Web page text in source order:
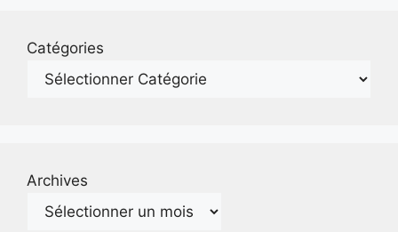
Catégories
Archives